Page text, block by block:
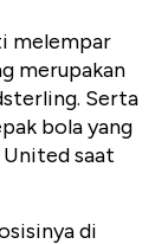
melempar
merupakan
Serta
bola yang
saat
di